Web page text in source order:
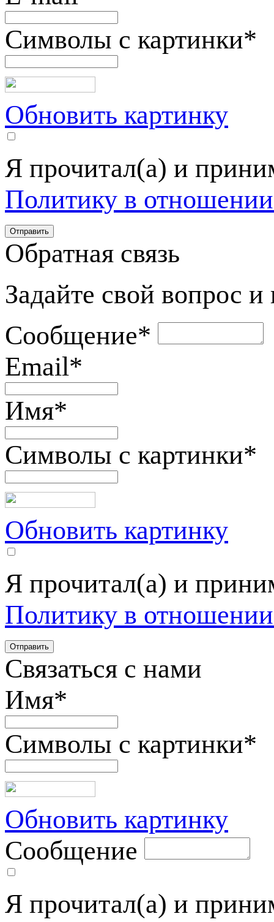
Символы с картинки*
Обновить картинку
Я прочитал(а) и
Политику в
Обратная связь
Задайте свой вопрос
Сообщение*
Email*
Имя*
Символы с картинки*
Обновить картинку
Я прочитал(а) и
Политику в
Связаться с нами
Имя*
Символы с картинки*
Обновить картинку
Сообщение
Я прочитал(а) и